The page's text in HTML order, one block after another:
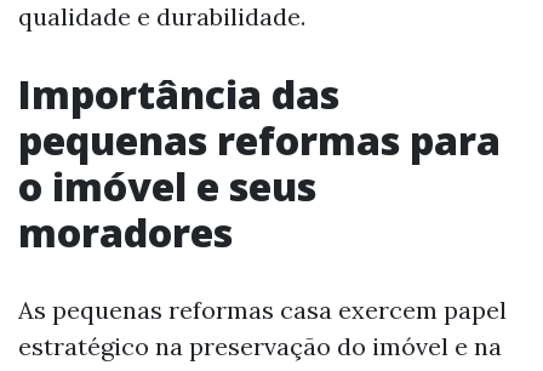
qualidade e durabilidade.
Importância das
pequenas reformas para
o imóvel e seus
moradores
As pequenas reformas casa exercem papel
estratégico na preservação do imóvel e na